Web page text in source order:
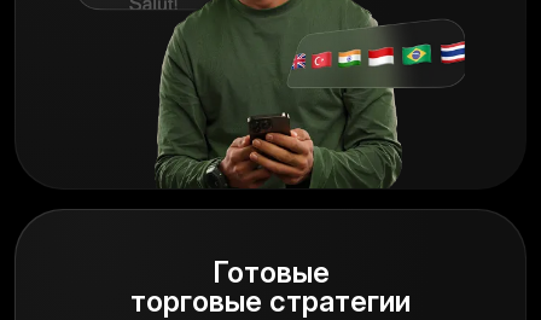
Готовые
торговые стратегии